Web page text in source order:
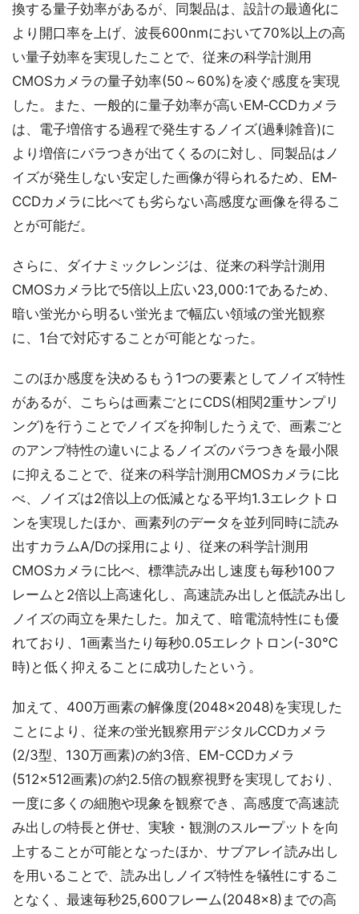
換する量子効率があるが、同製品は、設計の最適化に
より開口率を上げ、波長600nmにおいて70%以上の高
い量子効率を実現したことで、従来の科学計測用
CMOSカメラの量子効率(50～60%)を凌ぐ感度を実現
した。また、一般的に量子効率が高いEM‐CCDカメラ
は、電子増倍する過程で発生するノイズ(過剰雑音)に
より増倍にバラつきが出てくるのに対し、同製品はノ
イズが発生しない安定した画像が得られるため、EM‐
CCDカメラに比べても劣らない高感度な画像を得るこ
とが可能だ。
さらに、ダイナミックレンジは、従来の科学計測用
CMOSカメラ比で5倍以上広い23,000:1であるため、
暗い蛍光から明るい蛍光まで幅広い領域の蛍光観察
に、1台で対応することが可能となった。
このほか感度を決めるもう1つの要素としてノイズ特性
があるが、こちらは画素ごとにCDS(相関2重サンプリ
ング)を行うことでノイズを抑制したうえで、画素ごと
のアンプ特性の違いによるノイズのバラつきを最小限
に抑えることで、従来の科学計測用CMOSカメラに比
べ、ノイズは2倍以上の低減となる平均1.3エレクトロ
ンを実現したほか、画素列のデータを並列同時に読み
出すカラムA/Dの採用により、従来の科学計測用
CMOSカメラに比べ、標準読み出し速度も毎秒100フ
レームと2倍以上高速化し、高速読み出しと低読み出し
ノイズの両立を果たした。加えて、暗電流特性にも優
れており、1画素当たり毎秒0.05エレクトロン(-30℃
時)と低く抑えることに成功したという。
加えて、400万画素の解像度(2048×2048)を実現した
ことにより、従来の蛍光観察用デジタルCCDカメラ
(2/3型、130万画素)の約3倍、EM-CCDカメラ
(512×512画素)の約2.5倍の観察視野を実現しており、
一度に多くの細胞や現象を観察でき、高感度で高速読
み出しの特長と併せ、実験・観測のスループットを向
上することが可能となったほか、サブアレイ読み出し
を用いることで、読み出しノイズ特性を犠牲にするこ
となく、最速毎秒25,600フレーム(2048×8)までの高